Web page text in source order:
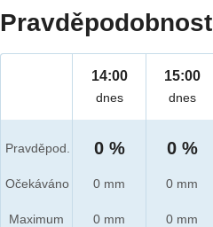
Pravděpod.
Očekáváno
Maximum
14:00
dnes
0 %
0 mm
0 mm
15:00
dnes
0 %
0 mm
0 mm